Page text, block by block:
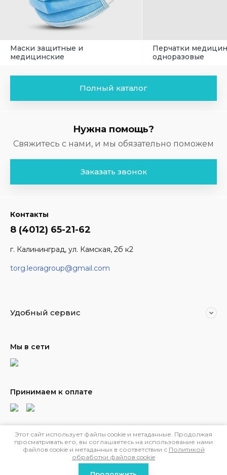
Маски защитные и
медицинские
Перчатки
одноразовые
Полный каталог
Нужна помощь?
Свяжитесь с нами, и мы обязательно поможем
Заказать звонок
Контакты
8 (4012) 65-21-62
г. Калининград, ул. Камская, 2б к2
torg.leoragroup@gmail.com
Удобный сервис
Мы в сети
Принимаем к оплате
© 2019 - 2026 ООО Леора
Политика конфиденциальности
Megagroup.ru
Этот сайт использует файлы cookie и метаданные. Продолжая
просматривать его, вы соглашаетесь на использование нами
файлов cookie и метаданных в соответствии с Политикой
обработки файлов cookie